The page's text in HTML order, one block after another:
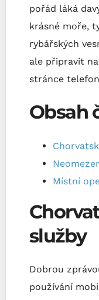
pořád láká
krásné moře,
rybářských
ale připravit
stránce
Obsah
Místní
služby
Dobrou
používání